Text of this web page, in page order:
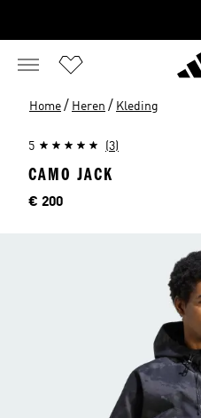
Home / Heren / Kleding
5 (3)
CAMO JACK
Prijs
€ 200